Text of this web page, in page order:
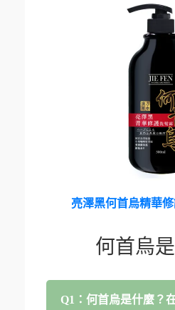
亮澤黑何首烏精華
何首烏
Q1：何首烏是什麼？